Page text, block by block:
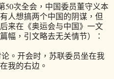
次全会，中国委员董守义本
人想搞两个中国的阴谋，但
来在《奥运会与中国》一文
幅，引文略去无关情节）：
。开会时，苏联委员坐在我
我的右边。